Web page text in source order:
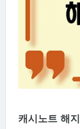
캐시노트 해지